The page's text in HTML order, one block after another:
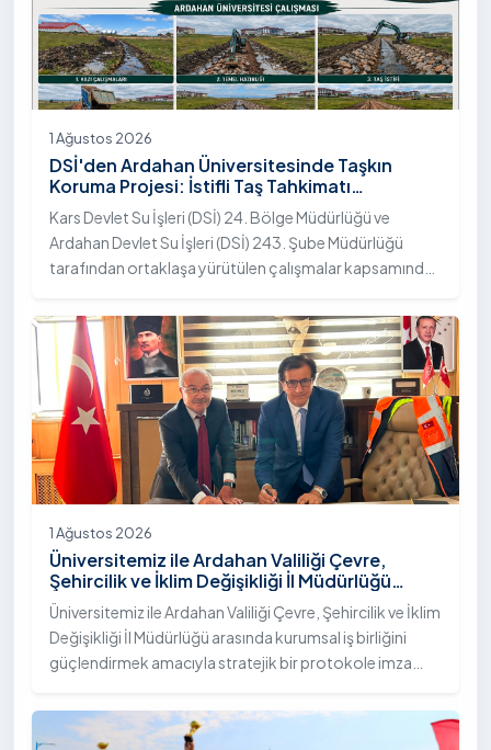
1 Ağustos 2026
DSİ'den Ardahan Üniversitesinde Taşkın
Koruma Projesi: İstifli Taş Tahkimatı
Çalışmaları Tamamlandı
Kars Devlet Su İşleri (DSİ) 24. Bölge Müdürlüğü ve
Ardahan Devlet Su İşleri (DSİ) 243. Şube Müdürlüğü
tarafından ortaklaşa yürütülen çalışmalar kapsamında,
"İstifli Taş Tahkimatı" projesi titizlikle tamamlandı.
1 Ağustos 2026
Üniversitemiz ile Ardahan Valiliği Çevre,
Şehircilik ve İklim Değişikliği İl Müdürlüğü
Arasında İş Birliği Protokolü İmzalandı
Üniversitemiz ile Ardahan Valiliği Çevre, Şehircilik ve İklim
Değişikliği İl Müdürlüğü arasında kurumsal iş birliğini
güçlendirmek amacıyla stratejik bir protokole imza